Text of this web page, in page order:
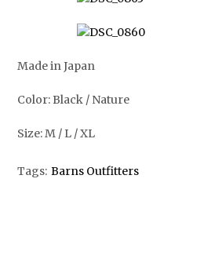
Made in Japan
Color: Black / Nature
Size: M / L / XL
Tags: Barns Outfitters